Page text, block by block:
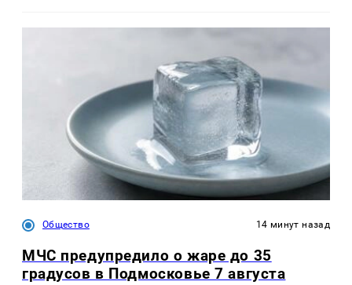
Общество 14 минут назад
МЧС предупредило о жаре до 35
градусов в Подмосковье 7 августа